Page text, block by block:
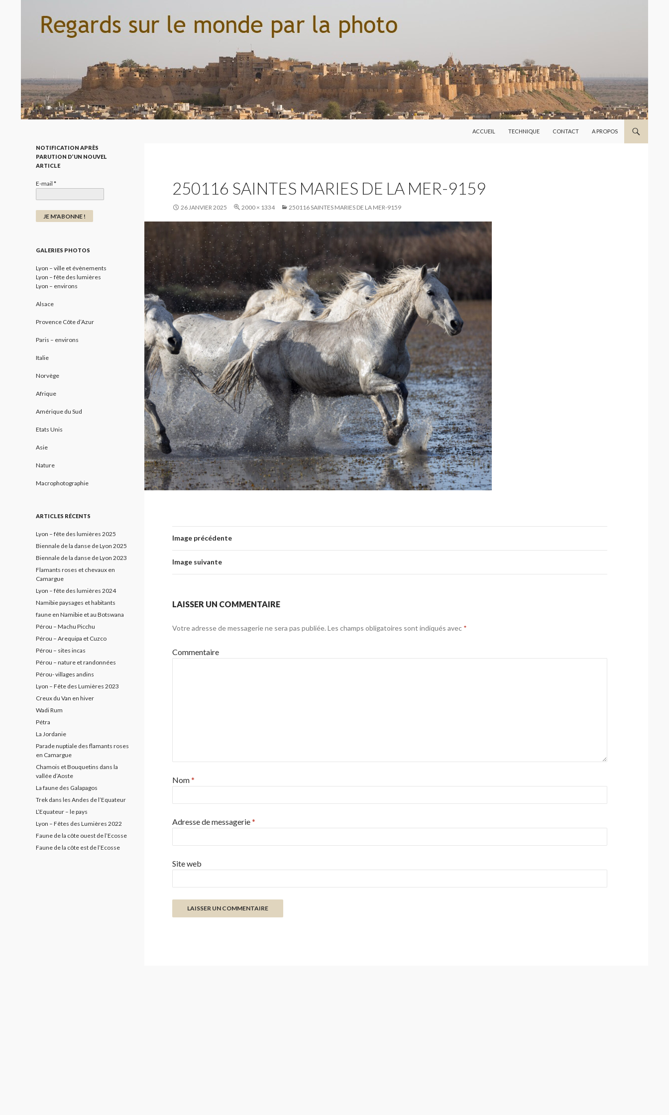
ACCUEIL
TECHNIQUE CONTACT A PROPOS
250116 SAINTES MARIES DE LA MER-9159
26 JANVIER 2025 2000 × 1334 250116 SAINTES MARIES DE LA MER-9159
Image précédente
Image suivante
LAISSER UN COMMENTAIRE
Votre adresse de messagerie ne sera pas publiée. Les champs obligatoires sont indiqués avec *
Commentaire
Nom*
Adresse de messagerie*
Site web
NOTIFICATION APRÈS
PARUTION D’UN NOUVEL
ARTICLE
E-mail *
GALERIES PHOTOS
Lyon – ville et évènements
Lyon – fête des lumières
Lyon – environs
Alsace
Provence Côte d’Azur
Paris – environs
Italie
Norvège
Afrique
Amérique du Sud
Etats Unis
Asie
Nature
Macrophotographie
ARTICLES RÉCENTS
Lyon – fête des lumières 2025
Biennale de la danse de Lyon 2025
Biennale de la danse de Lyon 2023
Flamants roses et chevaux en
Camargue
Lyon – fête des lumières 2024
Namibie paysages et habitants
faune en Namibie et au Botswana
Pérou – Machu Picchu
Pérou – Arequipa et Cuzco
Pérou – sites incas
Pérou – nature et randonnées
Pérou- villages andins
Lyon – Fête des Lumières 2023
Creux du Van en hiver
Wadi Rum
Pétra
La Jordanie
Parade nuptiale des flamants roses
en Camargue
Chamois et Bouquetins dans la
vallée d’Aoste
La faune des Galapagos
Trek dans les Andes de l’Equateur
L’Equateur – le pays
Lyon – Fêtes des Lumières 2022
Faune de la côte ouest de l’Ecosse
Faune de la côte est de l’Ecosse